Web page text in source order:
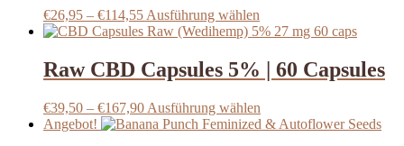
gewählt
werden
Optionen
auf
der
gewählt
werden
€26,95 – €114,55Preisspanne:
€26,95
€114,55
Ausführung wählen
Produkt
mehrere
Varianten
Die
Optionen
Raw CBD Capsules 5% | 60 Capsules
€39,50 – €167,90Preisspanne:
€39,50
Ausführung wählen
Produkt
Angebot!